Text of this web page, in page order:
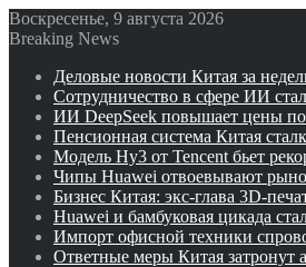
Воскресенье, 9 августа 2026
Breaking News
Деловые новости Китая за
Сотрудничество в сфере ИИ
ИИ DeepSeek повышает цены
Пенсионная система Китая
Модель Hy3 от Tencent бьет
Чипы Huawei отвоевывают
Бизнес Китая: экс-глава 3D-
Huawei и бамбуковая цикада
Импорт офисной техники
Ответные меры Китая затронут